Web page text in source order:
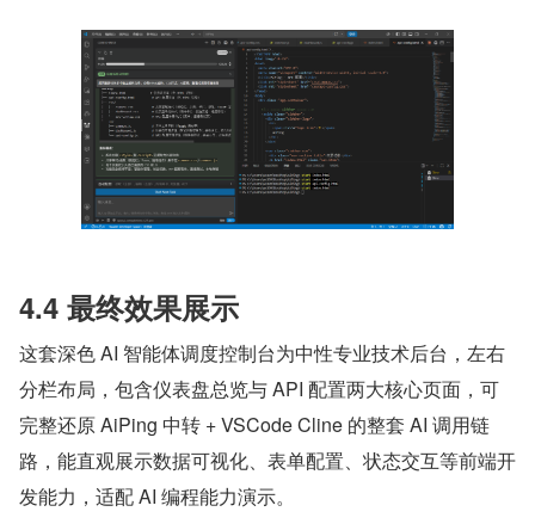
4.4 最终效果展示
这套深色 AI 智能体调度控制台为中性专业技术后台，左右
分栏布局，包含仪表盘总览与 API 配置两大核心页面，可
完整还原 AiPing 中转 + VSCode Cline 的整套 AI 调用链
路，能直观展示数据可视化、表单配置、状态交互等前端开
发能力，适配 AI 编程能力演示。